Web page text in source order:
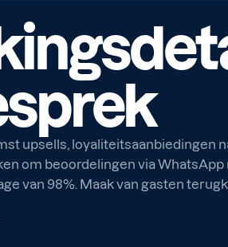
upsells, loyaliteitsaanbiedingen
om beoordelingen via WhatsApp
van 98%. Maak van gasten